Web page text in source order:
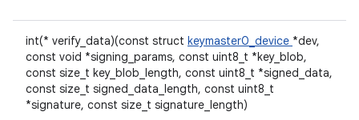
int(* verify_data)(const struct keymaster0_device *dev,
const void *signing_params, const uint8_t *key_blob,
const size_t key_blob_length, const uint8_t *signed_data,
const size_t signed_data_length, const uint8_t
*signature, const size_t signature_length)